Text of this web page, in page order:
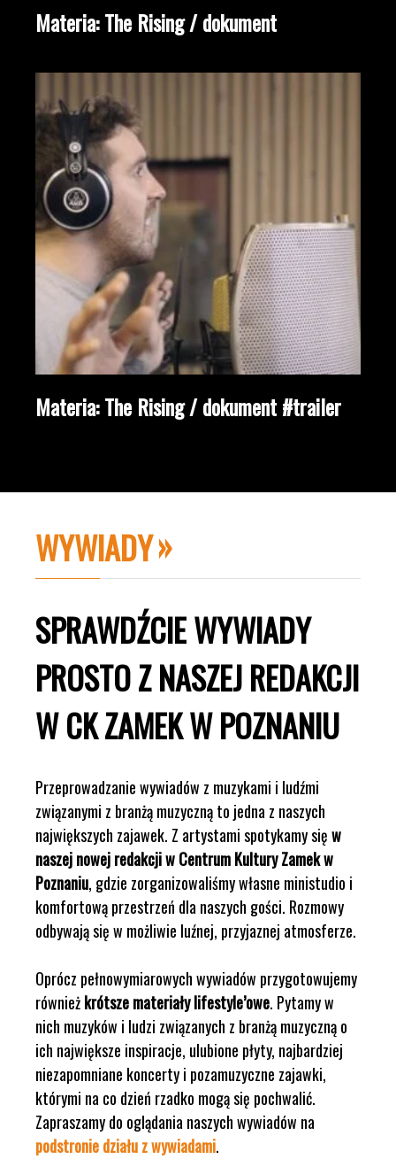
Materia: The Rising / dokument
Materia: The Rising / dokument #trailer
WYWIADY
SPRAWDŹCIE WYWIADY
PROSTO Z NASZEJ REDAKCJI
W CK ZAMEK W POZNANIU
Przeprowadzanie wywiadów z muzykami i ludźmi
związanymi z branżą muzyczną to jedna z naszych
największych zajawek. Z artystami spotykamy sięw
naszej nowej redakcji w Centrum Kultury Zamek w
Poznaniu, gdzie zorganizowaliśmy własne ministudio i
komfortową przestrzeń dla naszych gości. Rozmowy
odbywają się w możliwie luźnej, przyjaznej atmosferze.
Oprócz pełnowymiarowych wywiadów przygotowujemy
równieżkrótsze materiały lifestyle’owe. Pytamy w
nich muzyków i ludzi związanych z branżą muzyczną o
ich największe inspiracje, ulubione płyty, najbardziej
niezapomniane koncerty i pozamuzyczne zajawki,
którymi na co dzień rzadko mogą się pochwalić.
Zapraszamy do oglądania naszych wywiadów na
podstronie działu z wywiadami.